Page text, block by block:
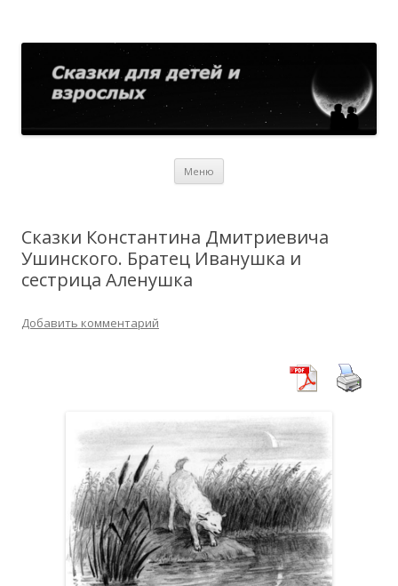
Меню
Сказки Константина Дмитриевича
Ушинского. Братец Иванушка и
сестрица Аленушка
Добавить комментарий